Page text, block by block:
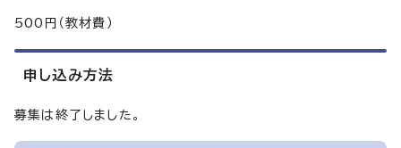
500円（教材費）
申し込み方法
募集は終了しました。